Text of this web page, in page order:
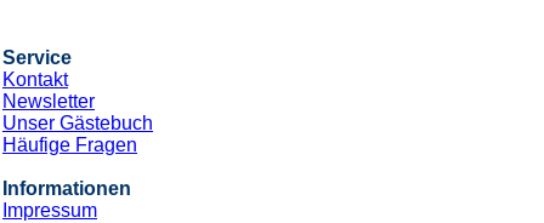
Service
Kontakt
Newsletter
Unser Gästebuch
Häufige Fragen
Informationen
Impressum